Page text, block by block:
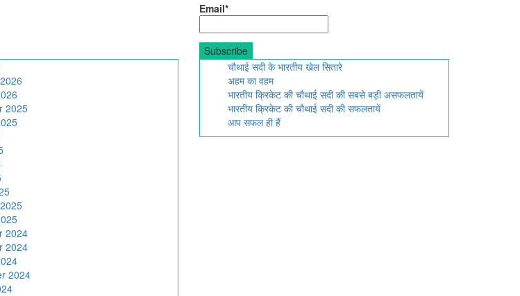
Email*
2025
2024
2024
2024
चौथाई सदी के भारतीय खेल सितारे
अहम का वहम
भारतीय क्रिकेट की चौथाई सदी की सबसे बड़ी असफलतायें
भारतीय क्रिकेट की चौथाई सदी की सफलतायें
आप सफल ही हैं